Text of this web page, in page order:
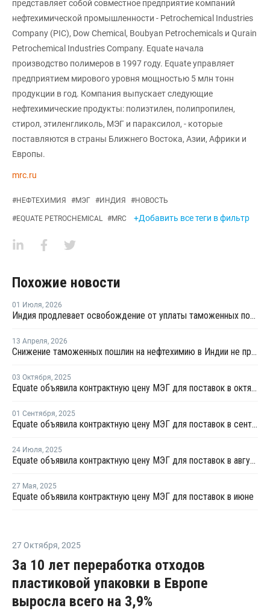
представляет собой совместное предприятие компаний
нефтехимической промышленности - Petrochemical Industries
Company (PIC), Dow Chemical, Boubyan Petrochemicals и Qurain
Petrochemical Industries Company. Equate начала
производство полимеров в 1997 году. Equate управляет
предприятием мирового уровня мощностью 5 млн тонн
продукции в год. Компания выпускает следующие
нефтехимические продукты: полиэтилен, полипропилен,
стирол, этиленгликоль, МЭГ и параксилол, - которые
поставляются в страны Ближнего Востока, Азии, Африки и
Европы.
mrc.ru
#НЕФТЕХИМИЯ #МЭГ #ИНДИЯ #НОВОСТЬ
#EQUATE PETROCHEMICAL #MRC +Добавить все теги в фильтр
Похожие новости
01 Июля, 2026
Индия продлевает освобождение от уплаты таможенных пошлин на импорт нефтехимии на фоне конфликта на Ближнем Востоке
13 Апреля, 2026
Снижение таможенных пошлин на нефтехимию в Индии не приведет к существенному снижению затрат из-за конфликта на Ближнем Востоке
03 Октября, 2025
Equate объявила контрактную цену МЭГ для поставок в октябре
01 Сентября, 2025
Equate объявила контрактную цену МЭГ для поставок в сентябре
24 Июля, 2025
Equate объявила контрактную цену МЭГ для поставок в августе
27 Мая, 2025
Equate объявила контрактную цену МЭГ для поставок в июне
27 Октября, 2025
За 10 лет переработка отходов
пластиковой упаковки в Европе
выросла всего на 3,9%